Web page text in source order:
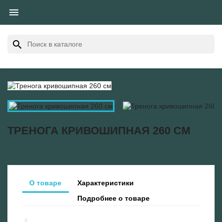

search
ТРЕНОГА КРИВОШИПНАЯ 260 СМ
О товаре
Характеристики
Подробнее о товаре